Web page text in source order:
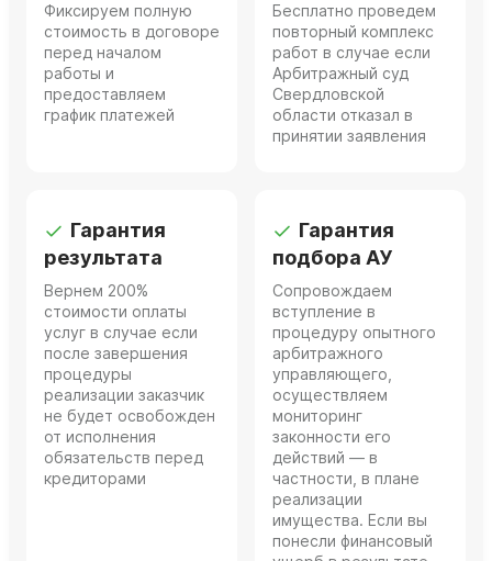
Фиксируем полную
стоимость в договоре
перед началом
работы и
предоставляем
график платежей
Бесплатно проведем
повторный комплекс
работ в случае если
Арбитражный суд
Свердловской
области отказал в
принятии заявления
Гарантия
результата
Вернем 200%
стоимости оплаты
услуг в случае если
после завершения
процедуры
реализации заказчик
не будет освобожден
от исполнения
обязательств перед
кредиторами
Гарантия
подбора АУ
Сопровождаем
вступление в
процедуру опытного
арбитражного
управляющего,
осуществляем
мониторинг
законности его
действий — в
частности, в плане
реализации
имущества. Если вы
понесли финансовый